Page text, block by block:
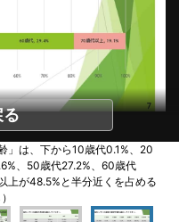
る
」は、下から10歳代0.1%、20
、50歳代27.2%、60歳代
上が48.5%と半分近くを占める